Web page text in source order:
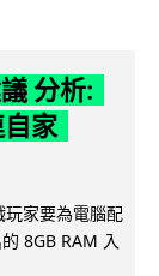
分析:
家
家要為電腦配
8GB RAM 入